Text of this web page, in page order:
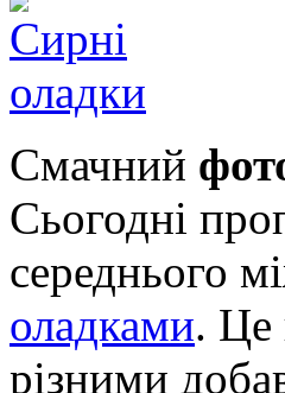
Смачний
Сьогодні
середнього
оладками. Це
різними